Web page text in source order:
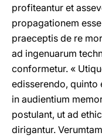
profiteantur et
propagationem
praeceptis de re
ad ingenuarum
conformetur. «
edisserendo, quinto
in audientium
postulant, ut ad
dirigantur.